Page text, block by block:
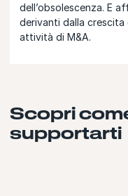
dell’obsolescenza. E
derivanti dalla crescita
attività di M&A.
Scopri
supportarti